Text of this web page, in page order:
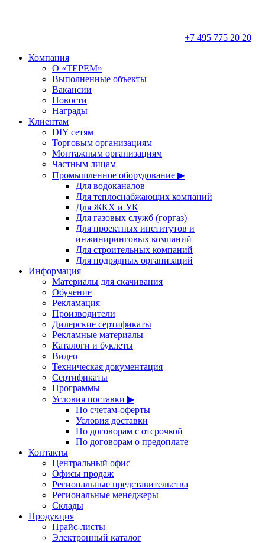
+7 495 775 20 20
Компания
О «ТЕРЕМ»
Выполненные объекты
Вакансии
Новости
Награды
Клиентам
DIY сетям
Торговым организациям
Монтажным организациям
Частным лицам
Промышленное оборудование ▶
Для водоканалов
Для теплоснабжающих компаний
Для ЖКХ и УК
Для газовых служб (горгаз)
Для проектных институтов и
инжиниринговых компаний
Для строительных компаний
Для подрядных организаций
Информация
Материалы для скачивания
Обучение
Рекламация
Производители
Дилерские сертификаты
Рекламные материалы
Каталоги и буклеты
Видео
Техническая документация
Сертификаты
Программы
Условия поставки ▶
По счетам-оферты
Условия доставки
По договорам с отсрочкой
По договорам о предоплате
Контакты
Центральный офис
Офисы продаж
Региональные представительства
Региональные менеджеры
Склады
Продукция
Прайс-листы
Электронный каталог